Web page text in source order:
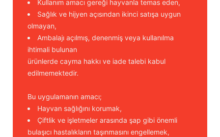
Kullanım amacı gereği hayvanla temas eden,
Sağlık ve hijyen açısından ikinci satışa uygun
olmayan,
Ambalajı açılmış, denenmiş veya kullanılma
ihtimali bulunan
ürünlerde cayma hakkı ve iade talebi kabul
edilmemektedir.
Bu uygulamanın amacı;
Hayvan sağlığını korumak,
Çiftlik ve işletmeler arasında şap gibi önemli
bulaşıcı hastalıkların taşınmasını engellemek,